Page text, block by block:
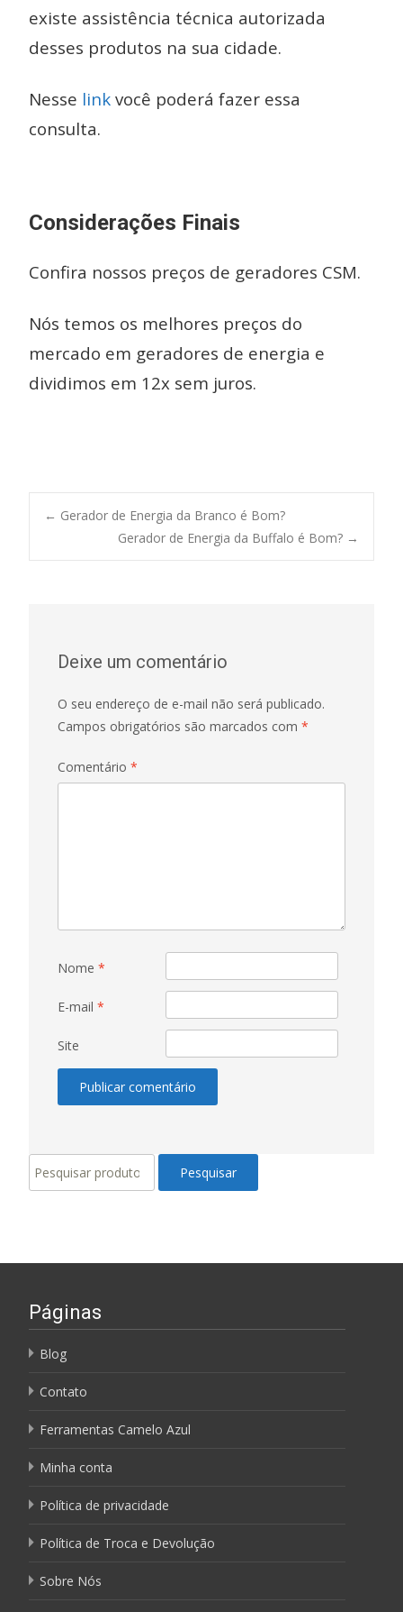
existe assistência técnica autorizada
desses produtos na sua cidade.
Nesse link você poderá fazer essa
consulta.
Considerações Finais
Confira nossos preços de geradores CSM.
Nós temos os melhores preços do
mercado em geradores de energia e
dividimos em 12x sem juros.
Post
← Gerador de Energia da Branco é Bom?
Gerador de Energia da Buffalo é Bom? →
Deixe um comentário
O seu endereço de e-mail não será publicado.
Campos obrigatórios são marcados com *
Comentário *
Nome *
E-mail *
Site
Pesquisar
por:
Pesquisar
Páginas
Blog
Contato
Ferramentas Camelo Azul
Minha conta
Política de privacidade
Política de Troca e Devolução
Sobre Nós